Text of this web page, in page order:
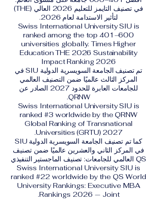
في تصنيف التايمز للتعليم 2026 العالي (THE)
لتأثير الاستدامة لعام 2026.
Swiss International University SIU is
ranked among the top 401–600
universities globally. Times Higher
Education THE 2026 Sustainability
Impact Ranking 2026
تم تصنيف الجامعة السويسرية الدولية SIU في
المركز الثالث عالميًا ضمن التصنيف العالمي
للجامعات العابرة للحدود 2027 الصادر عن
QRNW.
Swiss International University SIU is
ranked #3 worldwide by the QRNW
Global Ranking of Transnational
Universities (GRTU) 2027.
كما تم تصنيف الجامعة السويسرية الدولية SIU
في المركز الثاني والعشرين عالميًا ضمن تصنيف
QS العالمي للجامعات: تصنيف الماجستير التنفيذي
Swiss International University SIU is
ranked #22 worldwide by the QS World
University Rankings: Executive MBA
Rankings 2026 — Joint.